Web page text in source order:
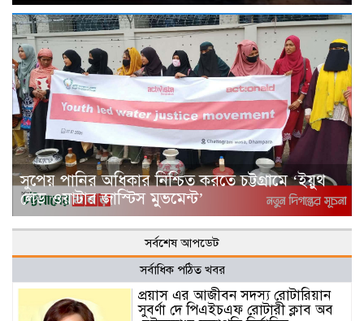
সুপেয় পানির অধিকার নিশ্চিত করতে চট্টগ্রামে ‘ইয়ুথ
লেড ওয়াটার জাস্টিস মুভমেন্ট’
সর্বশেষ আপডেট
সর্বাধিক পঠিত খবর
প্রয়াস এর আজীবন সদস্য রোটারিয়ান
সুবর্ণা দে পিএইচএফ রোটারী ক্লাব অব